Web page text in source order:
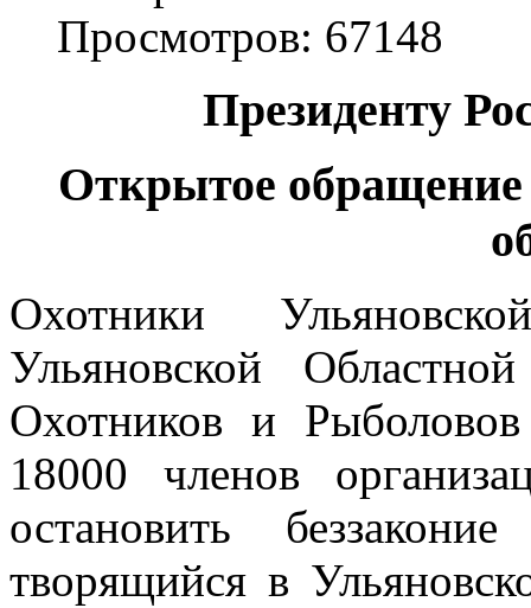
Просмотров: 67148
Президенту
Открытое
Охотники
Ульяновской
Охотников и
18000 членов
остановить
творящийся в